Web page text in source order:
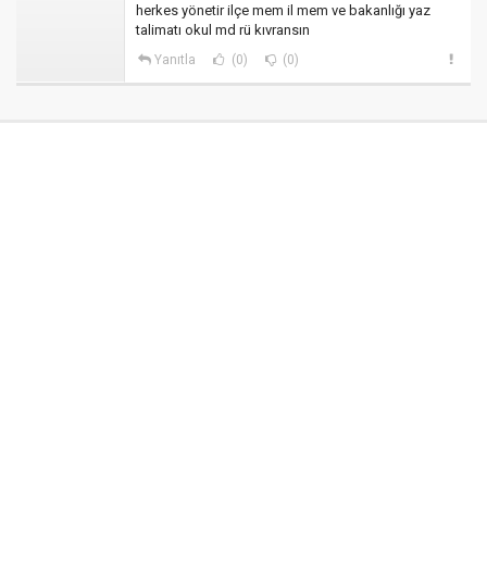
herkes yönetir ilçe mem il mem ve bakanlığı yaz
talimatı okul md rü kıvransın
Yanıtla (0) (0)